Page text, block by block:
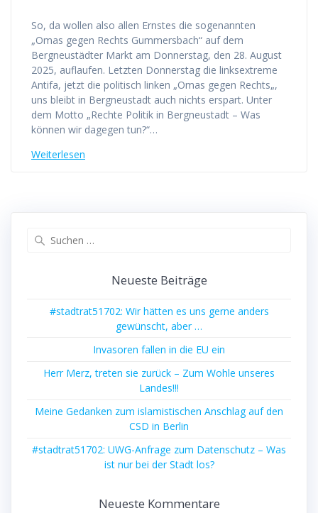
So, da wollen also allen Ernstes die sogenannten
„Omas gegen Rechts Gummersbach“ auf dem
Bergneustädter Markt am Donnerstag, den 28. August
2025, auflaufen. Letzten Donnerstag die linksextreme
Antifa, jetzt die politisch linken „Omas gegen Rechts„,
uns bleibt in Bergneustadt auch nichts erspart. Unter
dem Motto „Rechte Politik in Bergneustadt – Was
können wir dagegen tun?“…
Weiterlesen
Neueste Beiträge
#stadtrat51702: Wir hätten es uns gerne anders
gewünscht, aber …
Invasoren fallen in die EU ein
Herr Merz, treten sie zurück – Zum Wohle unseres
Landes!!!
Meine Gedanken zum islamistischen Anschlag auf den
CSD in Berlin
#stadtrat51702: UWG-Anfrage zum Datenschutz – Was
ist nur bei der Stadt los?
Neueste Kommentare